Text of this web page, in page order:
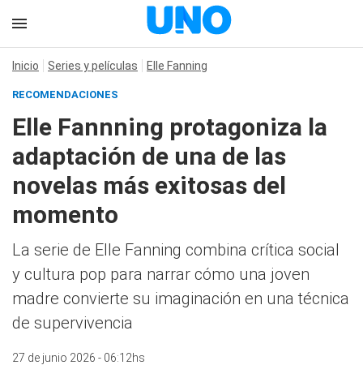
Inicio Series y películas Elle Fanning
RECOMENDACIONES
Elle Fannning protagoniza la
adaptación de una de las
novelas más exitosas del
momento
La serie de Elle Fanning combina crítica social
y cultura pop para narrar cómo una joven
madre convierte su imaginación en una técnica
de supervivencia
27 de junio 2026 - 06:12hs